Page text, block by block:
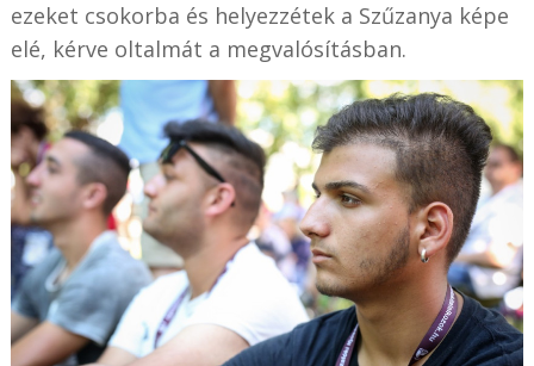
ezeket csokorba és helyezzétek a Szűzanya képe
elé, kérve oltalmát a megvalósításban.